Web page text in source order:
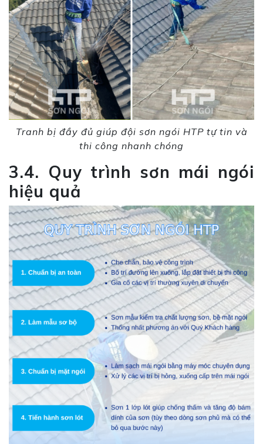
Tranh bị đầy đủ giúp đội sơn ngói HTP tự tin và
thi công nhanh chóng
3.4. Quy trình sơn mái ngói
hiệu quả